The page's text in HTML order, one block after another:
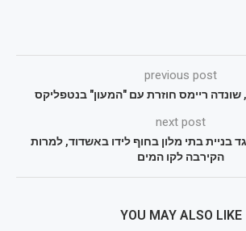
previous post
שונדה ריימס חוזרת עם "המעון" בנטפליקס
next post
בניית בתי מלון בחוף לידו באשדוד, למרות
הקירבה לקו המים
YOU MAY ALSO LIKE